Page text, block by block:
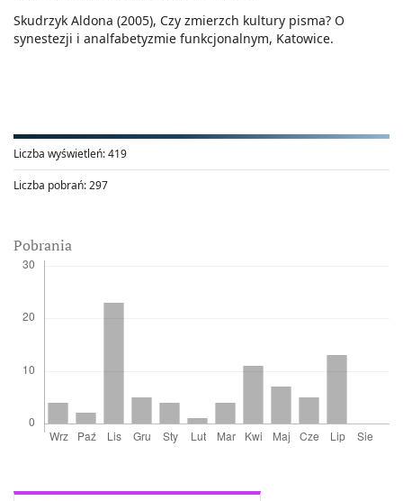
Liczba wyświetleń:419
Liczba pobrań:297
Pobrania
Skudrzyk Aldona (2005), Czy zmierzch kultury pisma? O
synestezji i analfabetyzmie funkcjonalnym, Katowice.